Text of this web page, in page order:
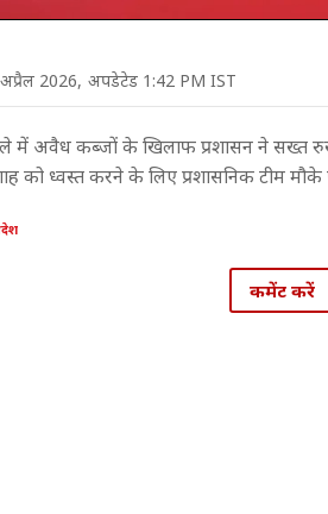
2026, अपडेटेड 1:42 PM IST
में अवैध कब्जों के खिलाफ प्रशासन ने सख्त रुख
को ध्वस्त करने के लिए प्रशासनिक टीम मौके
कमेंट करें